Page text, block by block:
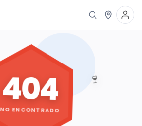
🍷
404
NO ENCONTRADO